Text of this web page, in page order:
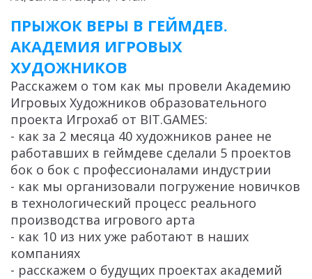
ПРЫЖОК ВЕРЫ В ГЕЙМДЕВ.
АКАДЕМИЯ ИГРОВЫХ
ХУДОЖНИКОВ
Расскажем о том как мы провели Академию
Игровых Художников образовательного
проекта Игрохаб от BIT.GAMES:
- как за 2 месяца 40 художников ранее не
работавших в геймдеве сделали 5 проектов
бок о бок с профессионалами индустрии
- как мы организовали погружение новичков
в технологический процесс реального
производства игрового арта
- как 10 из них уже работают в наших
компаниях
- расскажем о будущих проектах академий